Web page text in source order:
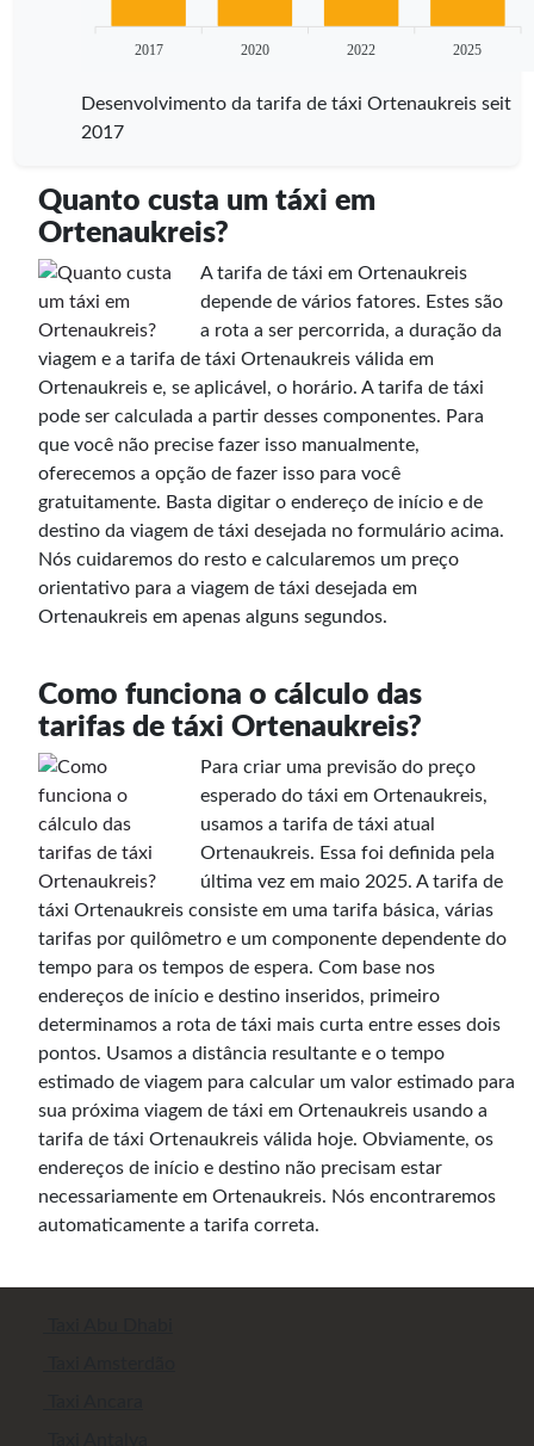
2017 2020 2022 2025
Desenvolvimento da tarifa de táxi Ortenaukreis seit
2017
Quanto custa um táxi em
Ortenaukreis?
A tarifa de táxi em Ortenaukreis
depende de vários fatores. Estes são
a rota a ser percorrida, a duração da
viagem e a tarifa de táxi Ortenaukreis válida em
Ortenaukreis e, se aplicável, o horário. A tarifa de táxi
pode ser calculada a partir desses componentes. Para
que você não precise fazer isso manualmente,
oferecemos a opção de fazer isso para você
gratuitamente. Basta digitar o endereço de início e de
destino da viagem de táxi desejada no formulário acima.
Nós cuidaremos do resto e calcularemos um preço
orientativo para a viagem de táxi desejada em
Ortenaukreis em apenas alguns segundos.
Como funciona o cálculo das
tarifas de táxi Ortenaukreis?
Para criar uma previsão do preço
esperado do táxi em Ortenaukreis,
usamos a tarifa de táxi atual
Ortenaukreis. Essa foi definida pela
última vez em maio 2025. A tarifa de
táxi Ortenaukreis consiste em uma tarifa básica, várias
tarifas por quilômetro e um componente dependente do
tempo para os tempos de espera. Com base nos
endereços de início e destino inseridos, primeiro
determinamos a rota de táxi mais curta entre esses dois
pontos. Usamos a distância resultante e o tempo
estimado de viagem para calcular um valor estimado para
sua próxima viagem de táxi em Ortenaukreis usando a
tarifa de táxi Ortenaukreis válida hoje. Obviamente, os
endereços de início e destino não precisam estar
necessariamente em Ortenaukreis. Nós encontraremos
automaticamente a tarifa correta.